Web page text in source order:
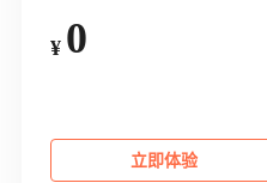
¥ 0
立即体验